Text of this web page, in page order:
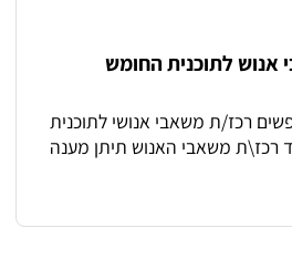
לתוכנית החומש
רכז/ת משאבי אנושי לתוכנית
משאבי האנוש תיתן מענה
בנושאים הבאים: - קליטת
של החברה - הדרכת